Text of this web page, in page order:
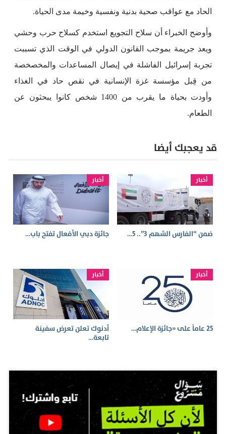
الحاد مع عواقب صحية بدنية ونفسية وخيمة مدى الحياة.
وأوضح الخبراء أن سلاح التجويع استخدم كسلاح حرب وحشي
ويعد جريمة بموجب القانون الدولي في الوقت الذي تسببت
تجربة إسرائيل الفاشلة في إيصال المساعدات والمخصخصة
من قِبل مؤسسة غزة الإنسانية في نقص حاد في الغذاء
وأودت بحياة ما يقرب من 1400 شخص كانوا يبحثون عن
الطعام.
قد يعجبك أيضا
أخبار
ضمن “الفارس الشهم 3”.. 5…
أخبار
جائزة دبي الأفعال تفتح باب…
أخبار
25 عاماً على «جائزة الإعلام…
أخبار
أدنوك تعلن تعرض سفينة
تابعة…